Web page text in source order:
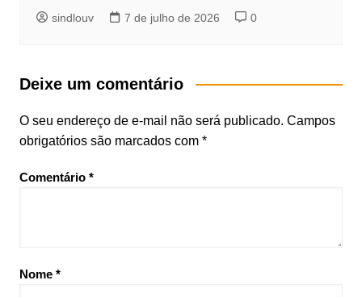
sindlouv 7 de julho de 2026 0
Deixe um comentário
O seu endereço de e-mail não será publicado. Campos
obrigatórios são marcados com *
Comentário *
Nome *